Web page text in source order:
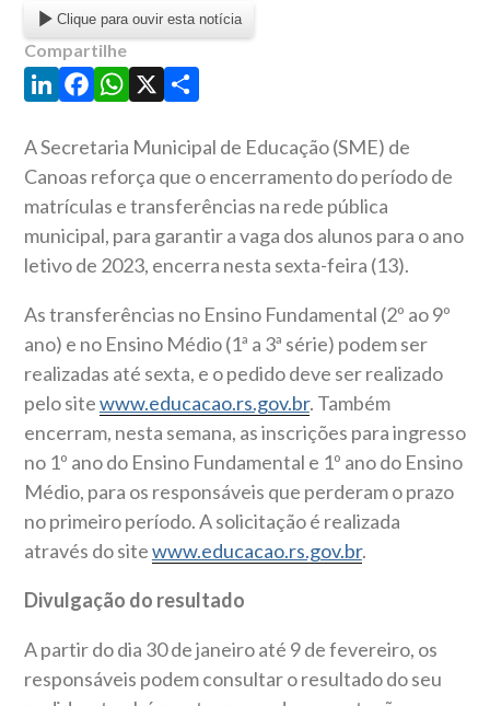
Clique para ouvir esta notícia
Compartilhe
LinkedIn
Facebook
WhatsApp
X Share
A Secretaria Municipal de Educação (SME) de
Canoas reforça que o encerramento do período de
matrículas e transferências na rede pública
municipal, para garantir a vaga dos alunos para o ano
letivo de 2023, encerra nesta sexta-feira (13).
As transferências no Ensino Fundamental (2º ao 9º
ano) e no Ensino Médio (1ª a 3ª série) podem ser
realizadas até sexta, e o pedido deve ser realizado
pelo sitewww.educacao.rs.gov.br. Também
encerram, nesta semana, as inscrições para ingresso
no 1º ano do Ensino Fundamental e 1º ano do Ensino
Médio, para os responsáveis que perderam o prazo
no primeiro período. A solicitação é realizada
através do sitewww.educacao.rs.gov.br.
Divulgação do resultado
A partir do dia 30 de janeiro até 9 de fevereiro, os
responsáveis podem consultar o resultado do seu